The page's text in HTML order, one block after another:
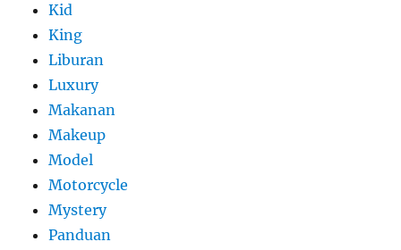
Kid
King
Liburan
Luxury
Makanan
Makeup
Model
Motorcycle
Mystery
Panduan